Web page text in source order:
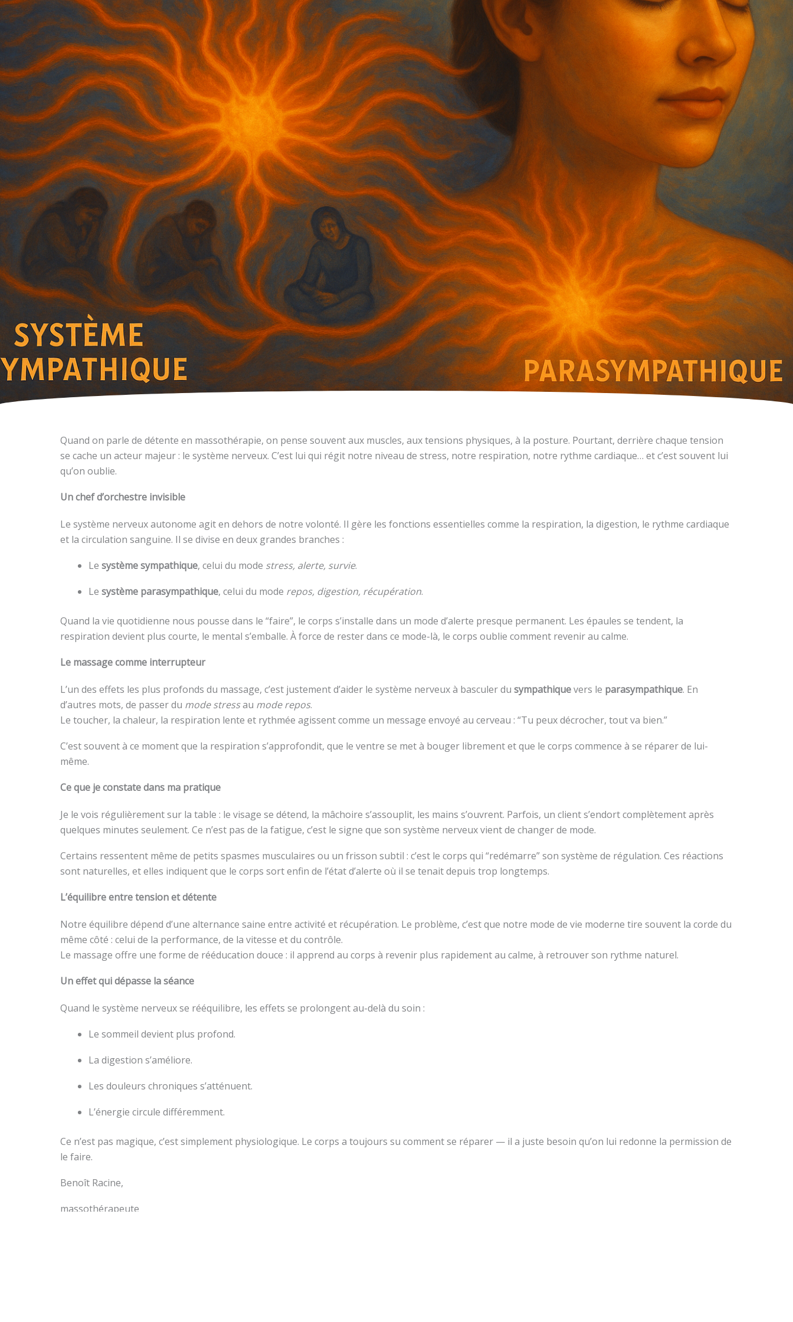
Quand on parle de détente en massothérapie, on pense souvent aux muscles, aux tensions physiques, à la posture. Pourtant, derrière chaque tension
se cache un acteur majeur : le système nerveux. C’est lui qui régit notre niveau de stress, notre respiration, notre rythme cardiaque… et c’est souvent lui
qu’on oublie.
Un chef d’orchestre invisible
Le système nerveux autonome agit en dehors de notre volonté. Il gère les fonctions essentielles comme la respiration, la digestion, le rythme cardiaque
et la circulation sanguine. Il se divise en deux grandes branches :
Le système sympathique, celui du mode stress, alerte, survie.
Le système parasympathique, celui du mode repos, digestion, récupération.
Quand la vie quotidienne nous pousse dans le “faire”, le corps s’installe dans un mode d’alerte presque permanent. Les épaules se tendent, la
respiration devient plus courte, le mental s’emballe. À force de rester dans ce mode-là, le corps oublie comment revenir au calme.
Le massage comme interrupteur
L’un des effets les plus profonds du massage, c’est justement d’aider le système nerveux à basculer du sympathiquevers le parasympathique. En
d’autres mots, de passer du mode stressau mode repos.
Le toucher, la chaleur, la respiration lente et rythmée agissent comme un message envoyé au cerveau : “Tu peux décrocher, tout va bien.”
C’est souvent à ce moment que la respiration s’approfondit, que le ventre se met à bouger librement et que le corps commence à se réparer de lui-
même.
Ce que je constate dans ma pratique
Je le vois régulièrement sur la table : le visage se détend, la mâchoire s’assouplit, les mains s’ouvrent. Parfois, un client s’endort complètement après
quelques minutes seulement. Ce n’est pas de la fatigue, c’est le signe que son système nerveux vient de changer de mode.
Certains ressentent même de petits spasmes musculaires ou un frisson subtil : c’est le corps qui “redémarre” son système de régulation. Ces réactions
sont naturelles, et elles indiquent que le corps sort enfin de l’état d’alerte où il se tenait depuis trop longtemps.
L’équilibre entre tension et détente
Notre équilibre dépend d’une alternance saine entre activité et récupération. Le problème, c’est que notre mode de vie moderne tire souvent la corde du
même côté : celui de la performance, de la vitesse et du contrôle.
Le massage offre une forme de rééducation douce : il apprend au corps à revenir plus rapidement au calme, à retrouver son rythme naturel.
Un effet qui dépasse la séance
Quand le système nerveux se rééquilibre, les effets se prolongent au-delà du soin :
Le sommeil devient plus profond.
La digestion s’améliore.
Les douleurs chroniques s’atténuent.
L’énergie circule différemment.
Ce n’est pas magique, c’est simplement physiologique. Le corps a toujours su comment se réparer — il a juste besoin qu’on lui redonne la permission de
le faire.
Benoît Racine,
massothérapeute